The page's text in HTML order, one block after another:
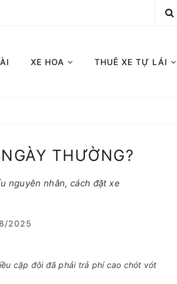
XE HOA THUÊ XE TỰ LÁI
THƯỜNG?
nguyên nhân, cách đặt xe
2025
cặp đôi đã phải trả phí cao chót vót